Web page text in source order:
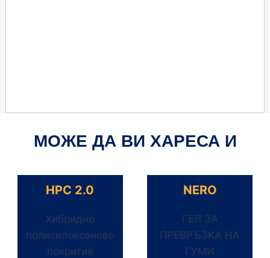
МОЖЕ ДА ВИ ХАРЕСА И
HPC 2.0
Хибридно
полисилоксаново
покритие
NERO
ГЕЛ ЗА
ПРЕВРЪЗКА НА
ГУМИ